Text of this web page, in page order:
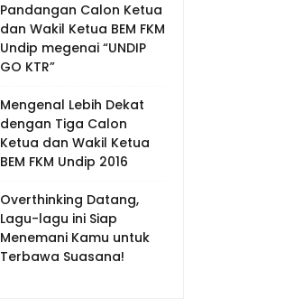
Pandangan Calon Ketua
dan Wakil Ketua BEM FKM
Undip megenai “UNDIP
GO KTR”
Mengenal Lebih Dekat
dengan Tiga Calon
Ketua dan Wakil Ketua
BEM FKM Undip 2016
Overthinking Datang,
Lagu-lagu ini Siap
Menemani Kamu untuk
Terbawa Suasana!